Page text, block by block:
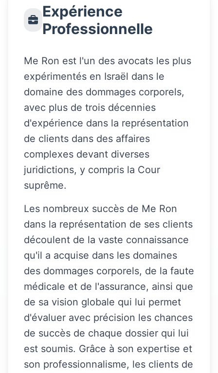
Expérience
Professionnelle
Me Ron est l'un des avocats les plus
expérimentés en Israël dans le
domaine des dommages corporels,
avec plus de trois décennies
d'expérience dans la représentation
de clients dans des affaires
complexes devant diverses
juridictions, y compris la Cour
suprême.
Les nombreux succès de Me Ron
dans la représentation de ses clients
découlent de la vaste connaissance
qu'il a acquise dans les domaines
des dommages corporels, de la faute
médicale et de l'assurance, ainsi que
de sa vision globale qui lui permet
d'évaluer avec précision les chances
de succès de chaque dossier qui lui
est soumis. Grâce à son expertise et
son professionnalisme, les clients de